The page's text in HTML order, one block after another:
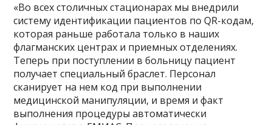
«Во всех столичных стационарах мы внедрили
систему идентификации пациентов по QR-кодам,
которая раньше работала только в наших
флагманских центрах и приемных отделениях.
Теперь при поступлении в больницу пациент
получает специальный браслет. Персонал
сканирует на нем код при выполнении
медицинской манипуляции, и время и факт
выполнения процедуры автоматически